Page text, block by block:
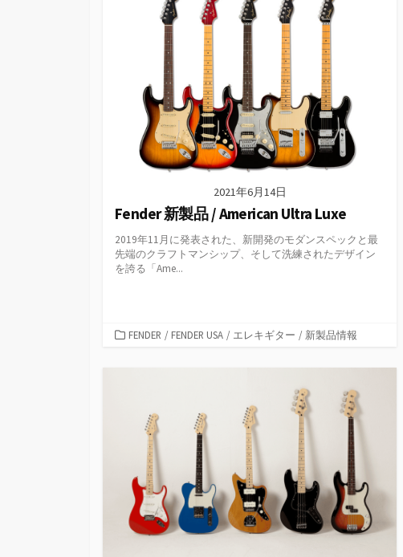
2021年6月14日
Fender 新製品 / American Ultra Luxe
2019年11月に発表された、新開発のモダンスペックと最
先端のクラフトマンシップ、そして洗練されたデザイン
を誇る「Ame...
カFENDER / FENDER USA / エレキギター / 新製品情報